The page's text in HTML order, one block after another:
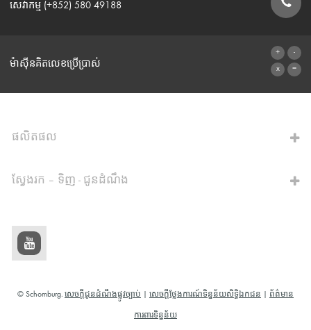
សេវាកម្ម (+852) 580 49188
ម៉ាស៊ីនគិតលេខប្រើប្រាស់
ផលិតផល
ស្វែងរក – ទិញ - ជូនដំណឹង
© Schomburg. សេចក្តីជូនដំណឹងផ្លូវច្បាប់ សេចក្តីថ្លែងការណ៍ទិន្នន័យសិទ្ធិឯកជន ព័ត៌មាន
ការពារទិន្នន័យ